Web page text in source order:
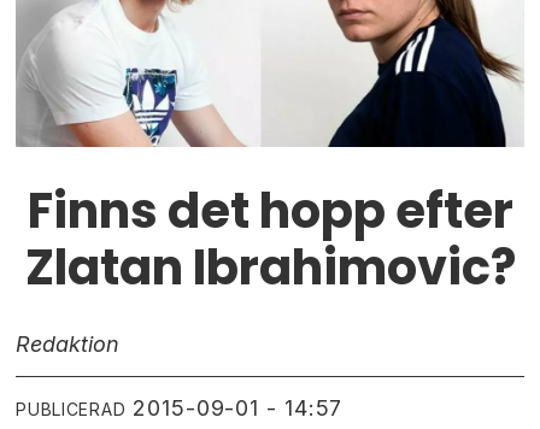
Finns det hopp efter
Zlatan Ibrahimovic?
Redaktion
PUBLICERAD 2015-09-01 - 14:57